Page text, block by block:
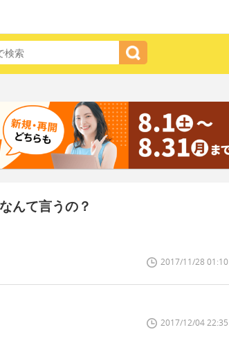
んて言うの？
2017/11/28 01:10
2017/12/04 22:35